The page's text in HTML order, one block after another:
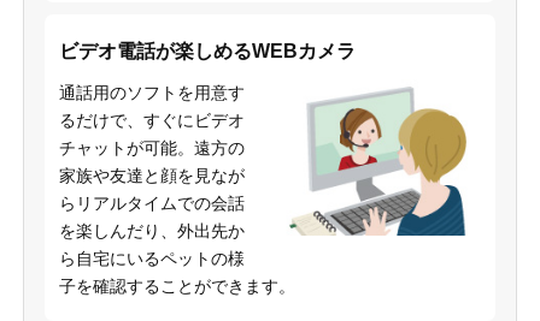
ビデオ電話が楽しめるWEBカメラ
通話用のソフトを用意す
るだけで、すぐにビデオ
チャットが可能。遠方の
家族や友達と顔を見なが
らリアルタイムでの会話
を楽しんだり、外出先か
ら自宅にいるペットの様
子を確認することができます。